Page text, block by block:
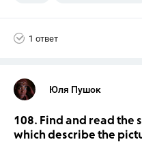
1 ответ
Юля Пушок
108. Find and read the
which describe the